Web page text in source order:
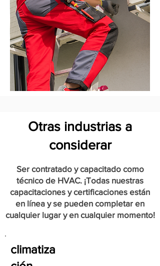
Otras industrias a
considerar
Ser contratado y capacitado como
técnico de HVAC. ¡Todas nuestras
capacitaciones y certificaciones están
en línea y se pueden completar en
cualquier lugar y en cualquier momento!
climatiza